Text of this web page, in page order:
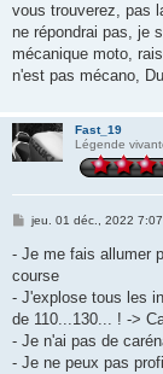
vous trouverez, pas
ne répondrai pas, je
mécanique moto,
n'est pas mécano,
Fast_19
Légende
M
s
s
a
g
e
jeu. 01 déc., 2022 7:07
- Je me fais allumer
course
- J'explose tous les
de 110...130... ! ->
- Je n'ai pas de
- Je ne peux pas